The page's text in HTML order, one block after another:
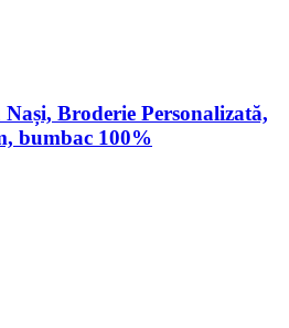
Broderie Personalizată,
bumbac 100%